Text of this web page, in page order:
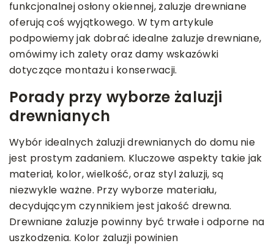
funkcjonalnej osłony okiennej, żaluzje drewniane
oferują coś wyjątkowego. W tym artykule
podpowiemy jak dobrać idealne żaluzje drewniane,
omówimy ich zalety oraz damy wskazówki
dotyczące montażu i konserwacji.
Porady przy wyborze żaluzji
drewnianych
Wybór idealnych żaluzji drewnianych do domu nie
jest prostym zadaniem. Kluczowe aspekty takie jak
materiał, kolor, wielkość, oraz styl żaluzji, są
niezwykle ważne. Przy wyborze materiału,
decydującym czynnikiem jest jakość drewna.
Drewniane żaluzje powinny być trwałe i odporne na
uszkodzenia. Kolor żaluzji powinien